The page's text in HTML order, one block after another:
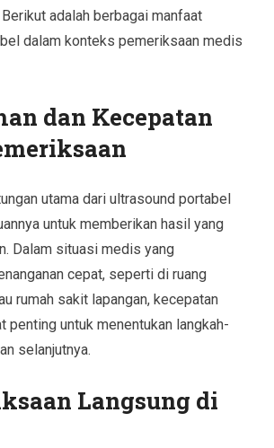
adalah berbagai manfaat
dalam konteks pemeriksaan medis
dan Kecepatan
utama dari ultrasound portabel
untuk memberikan hasil yang
Dalam situasi medis yang
cepat, seperti di ruang
rumah sakit lapangan, kecepatan
penting untuk menentukan langkah-
selanjutnya.
Langsung di